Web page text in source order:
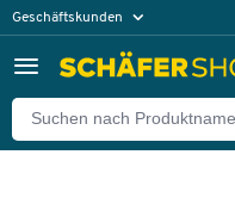
Geschäftskunden
Zurück